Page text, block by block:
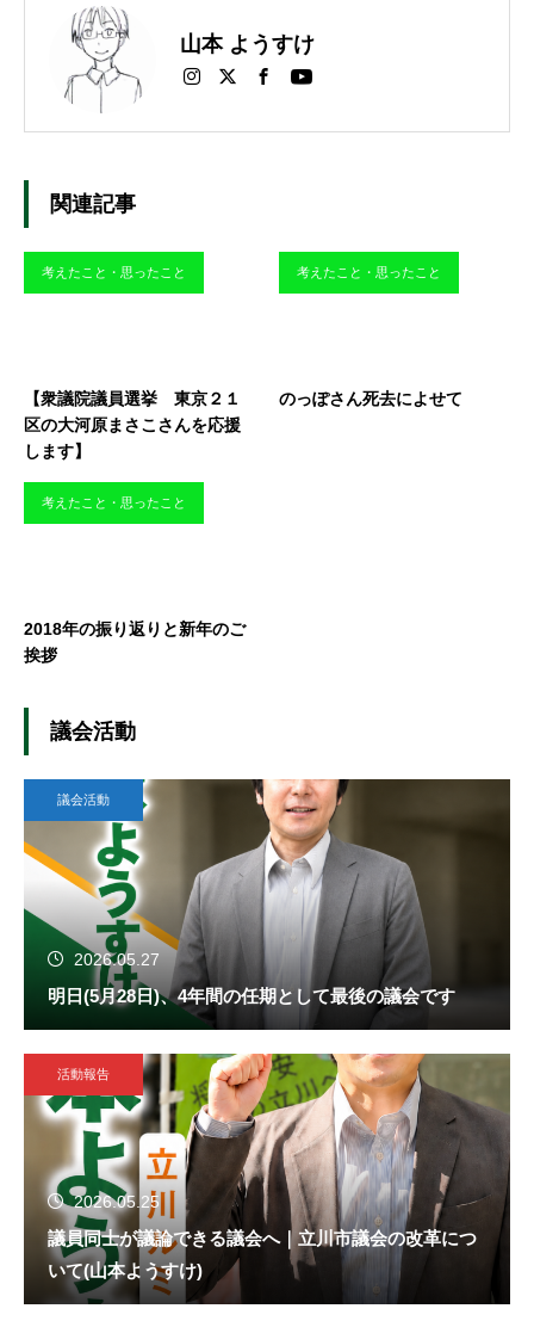
山本 ようすけ
関連記事
考えたこと・思ったこと
【衆議院議員選挙 東京２１
区の大河原まさこさんを応援
します】
考えたこと・思ったこと
のっぽさん死去によせて
考えたこと・思ったこと
2018年の振り返りと新年のご
挨拶
議会活動
議会活動
2026.05.27
明日(5月28日)、4年間の任期として最後の議会です
活動報告
2026.05.25
議員同士が議論できる議会へ｜立川市議会の改革につ
いて(山本ようすけ)